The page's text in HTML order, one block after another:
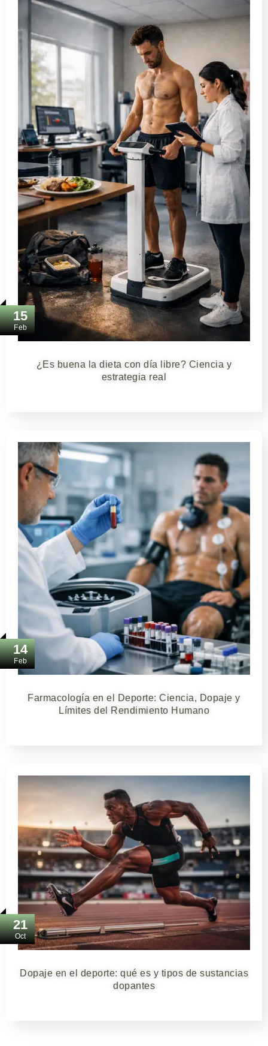
15
Feb
¿Es buena la dieta con día libre? Ciencia y
estrategia real
14
Feb
Farmacología en el Deporte: Ciencia, Dopaje y
Límites del Rendimiento Humano
21
Oct
Dopaje en el deporte: qué es y tipos de sustancias
dopantes